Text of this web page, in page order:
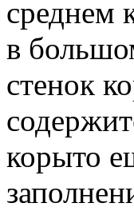
среднем
в
стенок
корыто